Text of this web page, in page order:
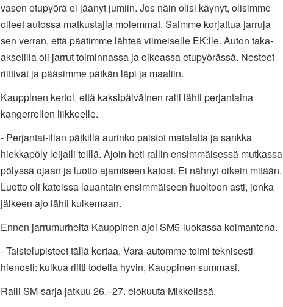
vasen etupyörä ei jäänyt jumiin. Jos näin olisi käynyt, olisimme
olleet autossa matkustajia molemmat. Saimme korjattua jarruja
sen verran, että päätimme lähteä viimeiselle EK:lle. Auton taka-
akselilla oli jarrut toiminnassa ja oikeassa etupyörässä. Nesteet
riittivät ja pääsimme pätkän läpi ja maaliin.
Kauppinen kertoi, että kaksipäiväinen ralli lähti perjantaina
kangerrellen liikkeelle.
- Perjantai-illan pätkillä aurinko paistoi matalalta ja sankka
hiekkapöly leijaili teillä. Ajoin heti rallin ensimmäisessä mutkassa
pölyssä ojaan ja luotto ajamiseen katosi. Ei nähnyt oikein mitään.
Luotto oli kateissa lauantain ensimmäiseen huoltoon asti, jonka
jälkeen ajo lähti kulkemaan.
Ennen jarrumurheita Kauppinen ajoi SM5-luokassa kolmantena.
- Taistelupisteet tällä kertaa. Vara-automme toimi teknisesti
hienosti: kulkua riitti todella hyvin, Kauppinen summasi.
Ralli SM-sarja jatkuu 26.–27. elokuuta Mikkelissä.